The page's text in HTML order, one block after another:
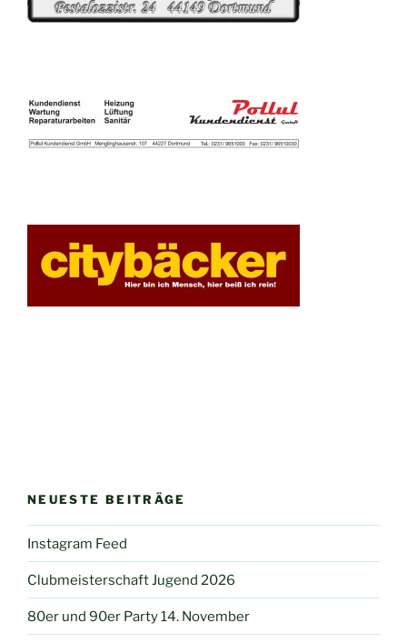
NEUESTE BEITRÄGE
Instagram Feed
Clubmeisterschaft Jugend 2026
80er und 90er Party 14. November